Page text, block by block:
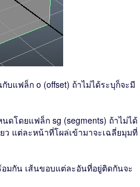
แฟล็ก o (offset) ถ้าไม่ได้ระบุก็จะมี
ดโดยแฟล็ก sg (segments) ถ้าไม่ได้
ว แต่ละหน้าที่โผล่เข้ามาจะเฉลี่ยมุมที่
มกัน เส้นขอบแต่ละอันที่อยู่ติดกันจะ